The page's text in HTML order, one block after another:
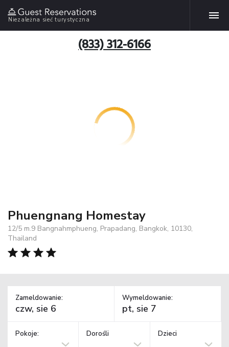
Niezależna sieć turystyczna
(833) 312-6166
Phuengnang Homestay
12/5 m.9 Bangnahmphueng, Prapadang, Bangkok, 10130,
Thailand
Zameldowanie: Wymeldowanie:
Pokoje: Dorośli Dzieci